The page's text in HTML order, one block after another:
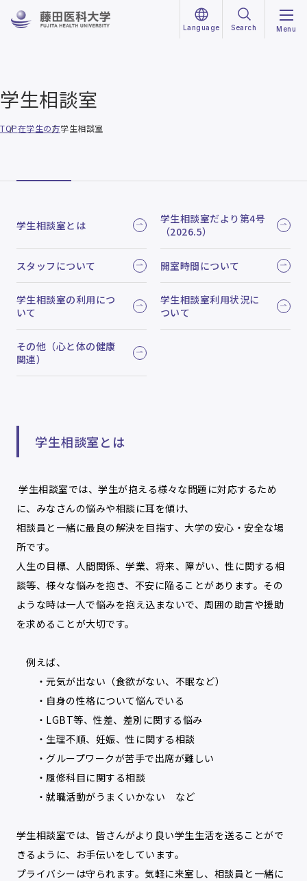
Language Search Menu
学生相談室
TOP在学生の方学生相談室
学生相談室とは
学生相談室だより第4号
（2026.5）
スタッフについて 開室時間について
学生相談室の利用につ
いて
学生相談室利用状況に
ついて
その他（心と体の健康
関連）
学生相談室とは
学生相談室では、学生が抱える様々な問題に対応するため
に、みなさんの悩みや相談に耳を傾け、
相談員と一緒に最良の解決を目指す、大学の安心・安全な場
所です。
人生の目標、人間関係、学業、将来、障がい、性に関する相
談等、様々な悩みを抱き、不安に陥ることがあります。その
ような時は一人で悩みを抱え込まないで、周囲の助言や援助
を求めることが大切です。
例えば、
・元気が出ない（食欲がない、不眠など）
・自身の性格について悩んでいる
・LGBT等、性差、差別に関する悩み
・生理不順、妊娠、性に関する相談
・グループワークが苦手で出席が難しい
・履修科目に関する相談
・就職活動がうまくいかない など
学生相談室では、皆さんがより良い学生生活を送ることがで
きるように、お手伝いをしています。
プライバシーは守られます。気軽に来室し、相談員と一緒に